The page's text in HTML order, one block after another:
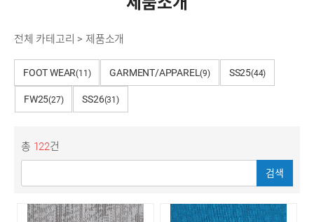
전체 카테고리 > 제품소개
FOOT WEAR(11) GARMENT/APPAREL(9) SS25(44)
FW25(27) SS26(31)
총 122건
검색